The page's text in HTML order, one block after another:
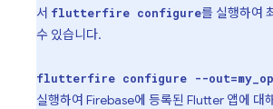
서 flutterfire configure를 실행하여
수 있습니다.
flutterfire configure --
실행하여 Firebase에 등록된 Flutter 앱에 대